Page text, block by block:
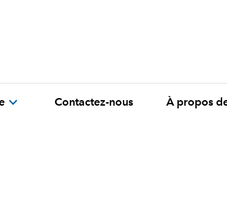
expand_more Contactez-nous À propos